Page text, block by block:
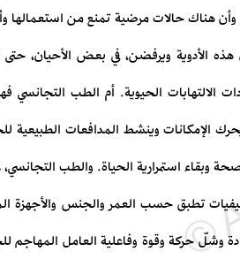
وأن هناك حالات مرضية تمنع من استعمالها
الأدوية ويرفضن، في بعض الأحيان،
الالتهابات الحيوية. أم الطب التجانسي
الإمكانات وينشط المدافعات
استمرارية الحياة. والطب التجانسي،
تطبق حسب العمر والجنس والأجهزة
وشلّ حركة وقوة وفاعلية العامل المهاجم